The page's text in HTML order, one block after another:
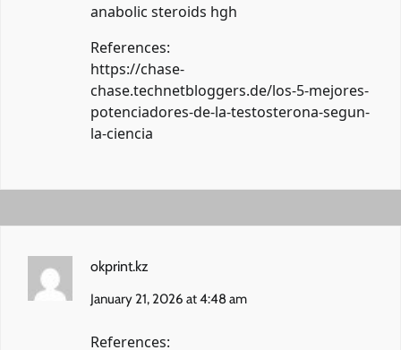
anabolic steroids hgh
References:
https://chase-
chase.technetbloggers.de/los-5-mejores-
potenciadores-de-la-testosterona-segun-
la-ciencia
okprint.kz
January 21, 2026 at 4:48 am
References: